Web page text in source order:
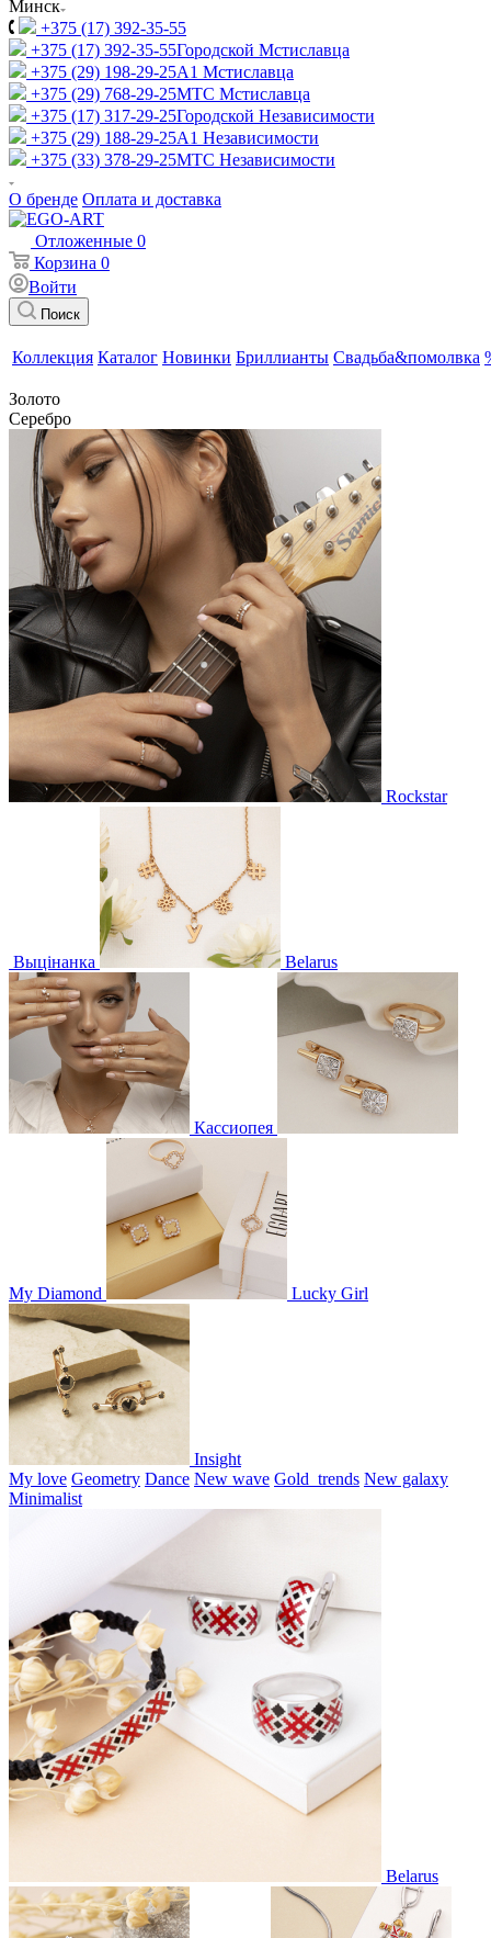
Минск
+375 (17) 392-35-55
+375 (17) 392-35-55Городской Мстиславца
+375 (29) 198-29-25A1 Мстиславца
+375 (29) 768-29-25МТС Мстиславца
+375 (17) 317-29-25Городской Независимости
+375 (29) 188-29-25A1 Независимости
+375 (33) 378-29-25МТС Независимости
О бренде Оплата и доставка
Отложенные 0
Корзина 0
Войти
Поиск
Коллекция Каталог Новинки Бриллианты Свадьба&помолвка
Золото
Серебро
Rockstar
Выцінанка Belarus
Кассиопея
My Diamond Lucky Girl
Insight
My love Geometry Dance New wave Gold_trends New galaxy
Minimalist
Belarus